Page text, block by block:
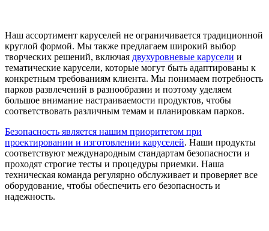
Наш ассортимент каруселей не ограничивается традиционной
круглой формой. Мы также предлагаем широкий выбор
творческих решений, включая двухуровневые карусели и
тематические карусели, которые могут быть адаптированы к
конкретным требованиям клиента. Мы понимаем потребность
парков развлечений в разнообразии и поэтому уделяем
большое внимание настраиваемости продуктов, чтобы
соответствовать различным темам и планировкам парков.
Безопасность является нашим приоритетом при
проектировании и изготовлении каруселей. Наши продукты
соответствуют международным стандартам безопасности и
проходят строгие тесты и процедуры приемки. Наша
техническая команда регулярно обслуживает и проверяет все
оборудование, чтобы обеспечить его безопасность и
надежность.